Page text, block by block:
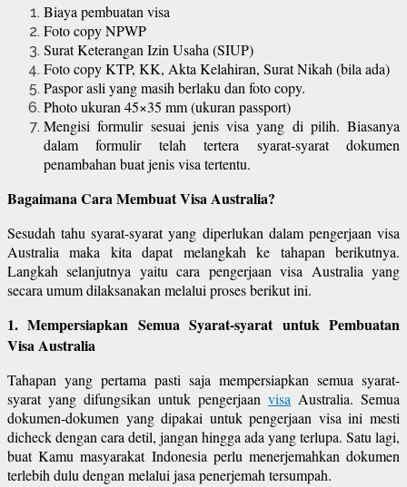
Biaya pembuatan visa
Foto copy NPWP
Surat Keterangan Izin Usaha (SIUP)
Foto copy KTP, KK, Akta Kelahiran, Surat Nikah (bila ada)
Paspor asli yang masih berlaku dan foto copy.
Photo ukuran 45×35 mm (ukuran passport)
Mengisi formulir sesuai jenis visa yang di pilih. Biasanya
dalam formulir telah tertera syarat-syarat dokumen
penambahan buat jenis visa tertentu.
Bagaimana Cara Membuat Visa Australia?
Sesudah tahu syarat-syarat yang diperlukan dalam pengerjaan visa
Australia maka kita dapat melangkah ke tahapan berikutnya.
Langkah selanjutnya yaitu cara pengerjaan visa Australia yang
secara umum dilaksanakan melalui proses berikut ini.
1. Mempersiapkan Semua Syarat-syarat untuk Pembuatan
Visa Australia
Tahapan yang pertama pasti saja mempersiapkan semua syarat-
syarat yang difungsikan untuk pengerjaan visa Australia. Semua
dokumen-dokumen yang dipakai untuk pengerjaan visa ini mesti
dicheck dengan cara detil, jangan hingga ada yang terlupa. Satu lagi,
buat Kamu masyarakat Indonesia perlu menerjemahkan dokumen
terlebih dulu dengan melalui jasa penerjemah tersumpah.